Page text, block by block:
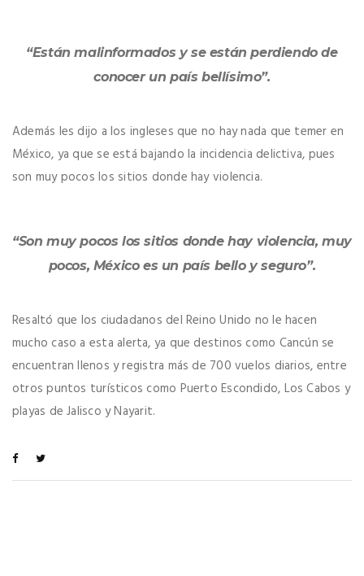
“Están malinformados y se están perdiendo de
conocer un país bellísimo”.
Además les dijo a los ingleses que no hay nada que temer en
México, ya que se está bajando la incidencia delictiva, pues
son muy pocos los sitios donde hay violencia.
“Son muy pocos los sitios donde hay violencia, muy
pocos, México es un país bello y seguro”.
Resaltó que los ciudadanos del Reino Unido no le hacen
mucho caso a esta alerta, ya que destinos como Cancún se
encuentran llenos y registra más de 700 vuelos diarios, entre
otros puntos turísticos como Puerto Escondido, Los Cabos y
playas de Jalisco y Nayarit.